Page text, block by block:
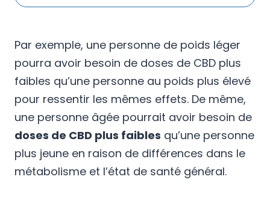
Par exemple, une personne de poids léger
pourra avoir besoin de doses de CBD plus
faibles qu’une personne au poids plus élevé
pour ressentir les mêmes effets. De même,
une personne âgée pourrait avoir besoin de
doses de CBD plus faibles qu’une personne
plus jeune en raison de différences dans le
métabolisme et l’état de santé général.